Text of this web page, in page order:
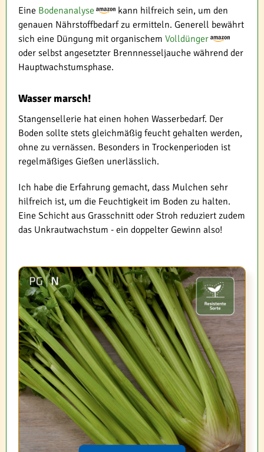
Eine Bodenanalyse
kann hilfreich sein, um den
genauen Nährstoffbedarf zu ermitteln. Generell bewährt
sich eine Düngung mit organischem Volldünger
oder selbst angesetzter Brennnesseljauche während der
Hauptwachstumsphase.
Wasser marsch!
Stangensellerie hat einen hohen Wasserbedarf. Der
Boden sollte stets gleichmäßig feucht gehalten werden,
ohne zu vernässen. Besonders in Trockenperioden ist
regelmäßiges Gießen unerlässlich.
Ich habe die Erfahrung gemacht, dass Mulchen sehr
hilfreich ist, um die Feuchtigkeit im Boden zu halten.
Eine Schicht aus Grasschnitt oder Stroh reduziert zudem
das Unkrautwachstum - ein doppelter Gewinn also!